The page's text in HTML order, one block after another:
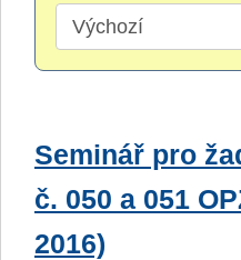
Seminář pro
č. 050 a 051
2016)